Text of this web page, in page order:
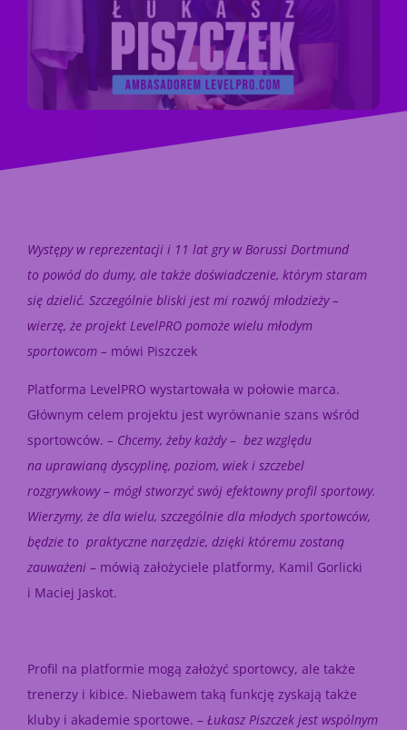
Występy w reprezentacji i 11 lat gry w Borussi Dortmund
to powód do dumy, ale także doświadczenie, którym staram
się dzielić. Szczególnie bliski jest mi rozwój młodzieży –
wierzę, że projekt LevelPRO pomoże wielu młodym
sportowcom – mówi Piszczek
Platforma LevelPRO wystartowała w połowie marca.
Głównym celem projektu jest wyrównanie szans wśród
sportowców. – Chcemy, żeby każdy – bez względu
na uprawianą dyscyplinę, poziom, wiek i szczebel
rozgrywkowy – mógł stworzyć swój efektowny profil sportowy.
Wierzymy, że dla wielu, szczególnie dla młodych sportowców,
będzie to praktyczne narzędzie, dzięki któremu zostaną
zauważeni – mówią założyciele platformy, Kamil Gorlicki
i Maciej Jaskot.
Profil na platformie mogą założyć sportowcy, ale także
trenerzy i kibice. Niebawem taką funkcję zyskają także
kluby i akademie sportowe. – Łukasz Piszczek jest wspólnym